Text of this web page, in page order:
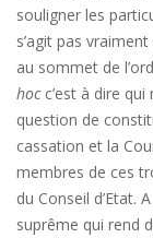
souligner les
s’agit pas
au sommet de
hocc’est à dire qui
question de
cassation et la
membres de ces
du Conseil d’Etat.
suprême qui rend